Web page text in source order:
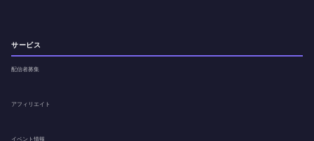
サービス
配信者募集
アフィリエイト
イベント情報